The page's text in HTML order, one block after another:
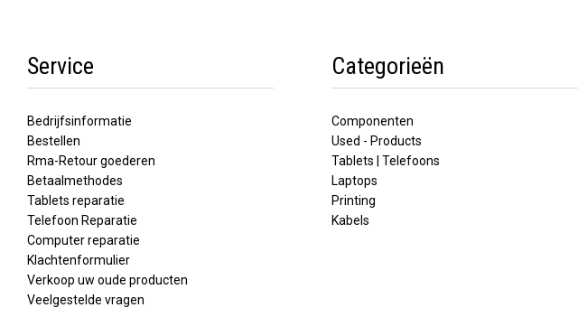
Service
Bedrijfsinformatie
Bestellen
Rma-Retour goederen
Betaalmethodes
Tablets reparatie
Telefoon Reparatie
Computer reparatie
Klachtenformulier
Verkoop uw oude producten
Veelgestelde vragen
Categorieën
Componenten
Used - Products
Tablets | Telefoons
Laptops
Printing
Kabels